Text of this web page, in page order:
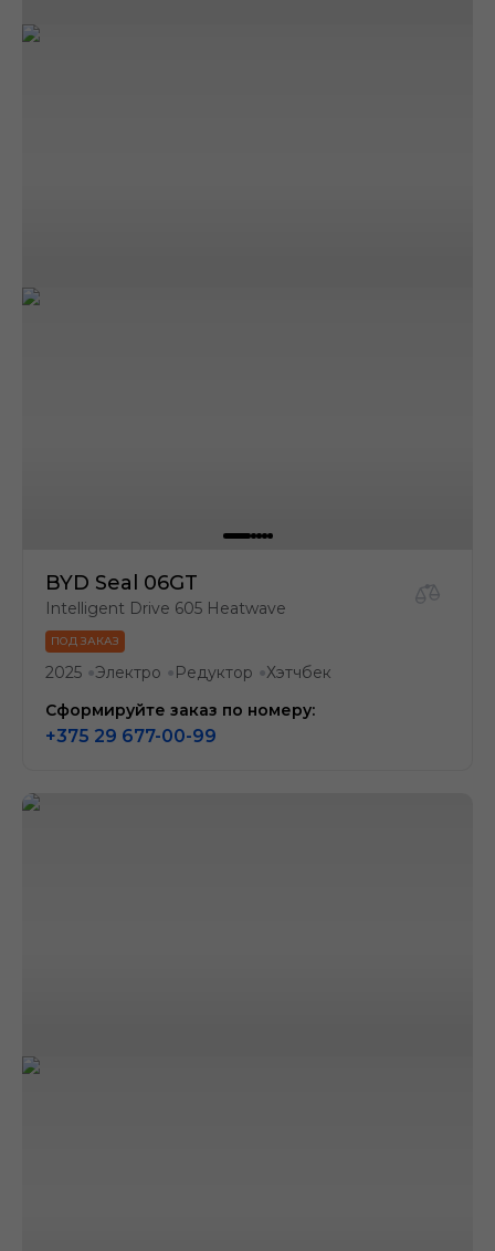
BYD Seal 06GT
Intelligent Drive 605 Heatwave
ПОД ЗАКАЗ
2025 ●Электро ● Редуктор ●Хэтчбек
Сформируйте заказ по номеру:
+375 29 677-00-99